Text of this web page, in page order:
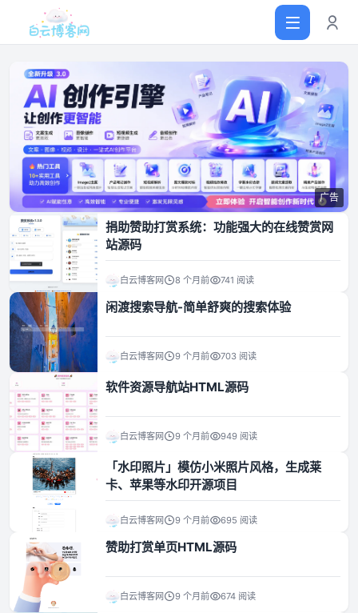
首页
网站源码
软件仓库
主题插件
技术分享
值得一看
资源资讯
广告
捐助赞助打赏系统：功能强大的在线赞赏网
站源码
白云博客网 8 个月前 741 阅读
闲渡搜索导航-简单舒爽的搜索体验
白云博客网 9 个月前 703 阅读
软件资源导航站HTML源码
白云博客网 9 个月前 949 阅读
「水印照片」模仿小米照片风格，生成莱
卡、苹果等水印开源项目
白云博客网 9 个月前 695 阅读
赞助打赏单页HTML源码
白云博客网 9 个月前 674 阅读